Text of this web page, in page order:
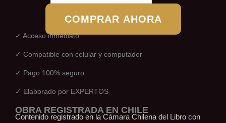
CON
PARRILLERAS
cantidad
COMPRAR AHORA
✓ Acceso inmediato
✓ Compatible con celular y computador
✓ Pago 100% seguro
✓ Elaborado por EXPERTOS
OBRA REGISTRADA EN CHILE
Contenido registrado en la Cámara Chilena del Libro con